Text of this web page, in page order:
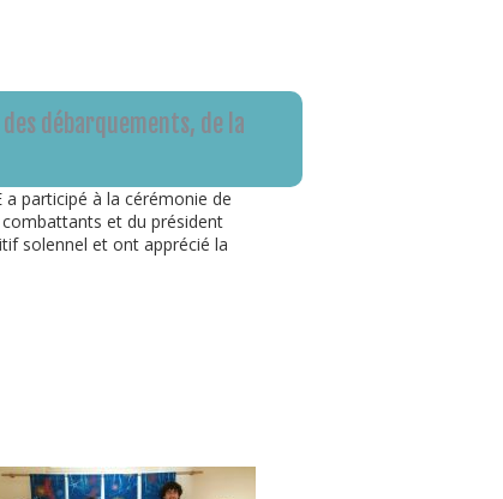
débarquements, de la
a participé à la cérémonie de
et du président
solennel et ont apprécié la